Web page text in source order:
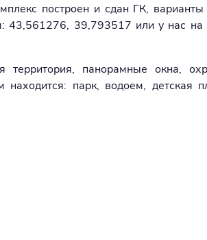
построен и сдан ГК, варианты
43,561276, 39,793517 или у нас на
панорамные окна,
парк, водоем, детская